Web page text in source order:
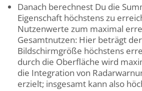
Danach berechnest Du die
Eigenschaft höchstens zu
Nutzenwerte zum maximal
Gesamtnutzen: Hier beträgt
Bildschirmgröße höchstens
durch die Oberfläche wird
die Integration von
erzielt; insgesamt kann also